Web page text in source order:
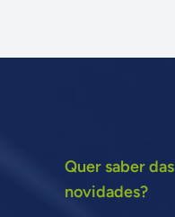
Quer saber das
novidades?